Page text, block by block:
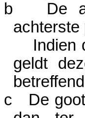
b
De
achterste
Indien
geldt
c
De